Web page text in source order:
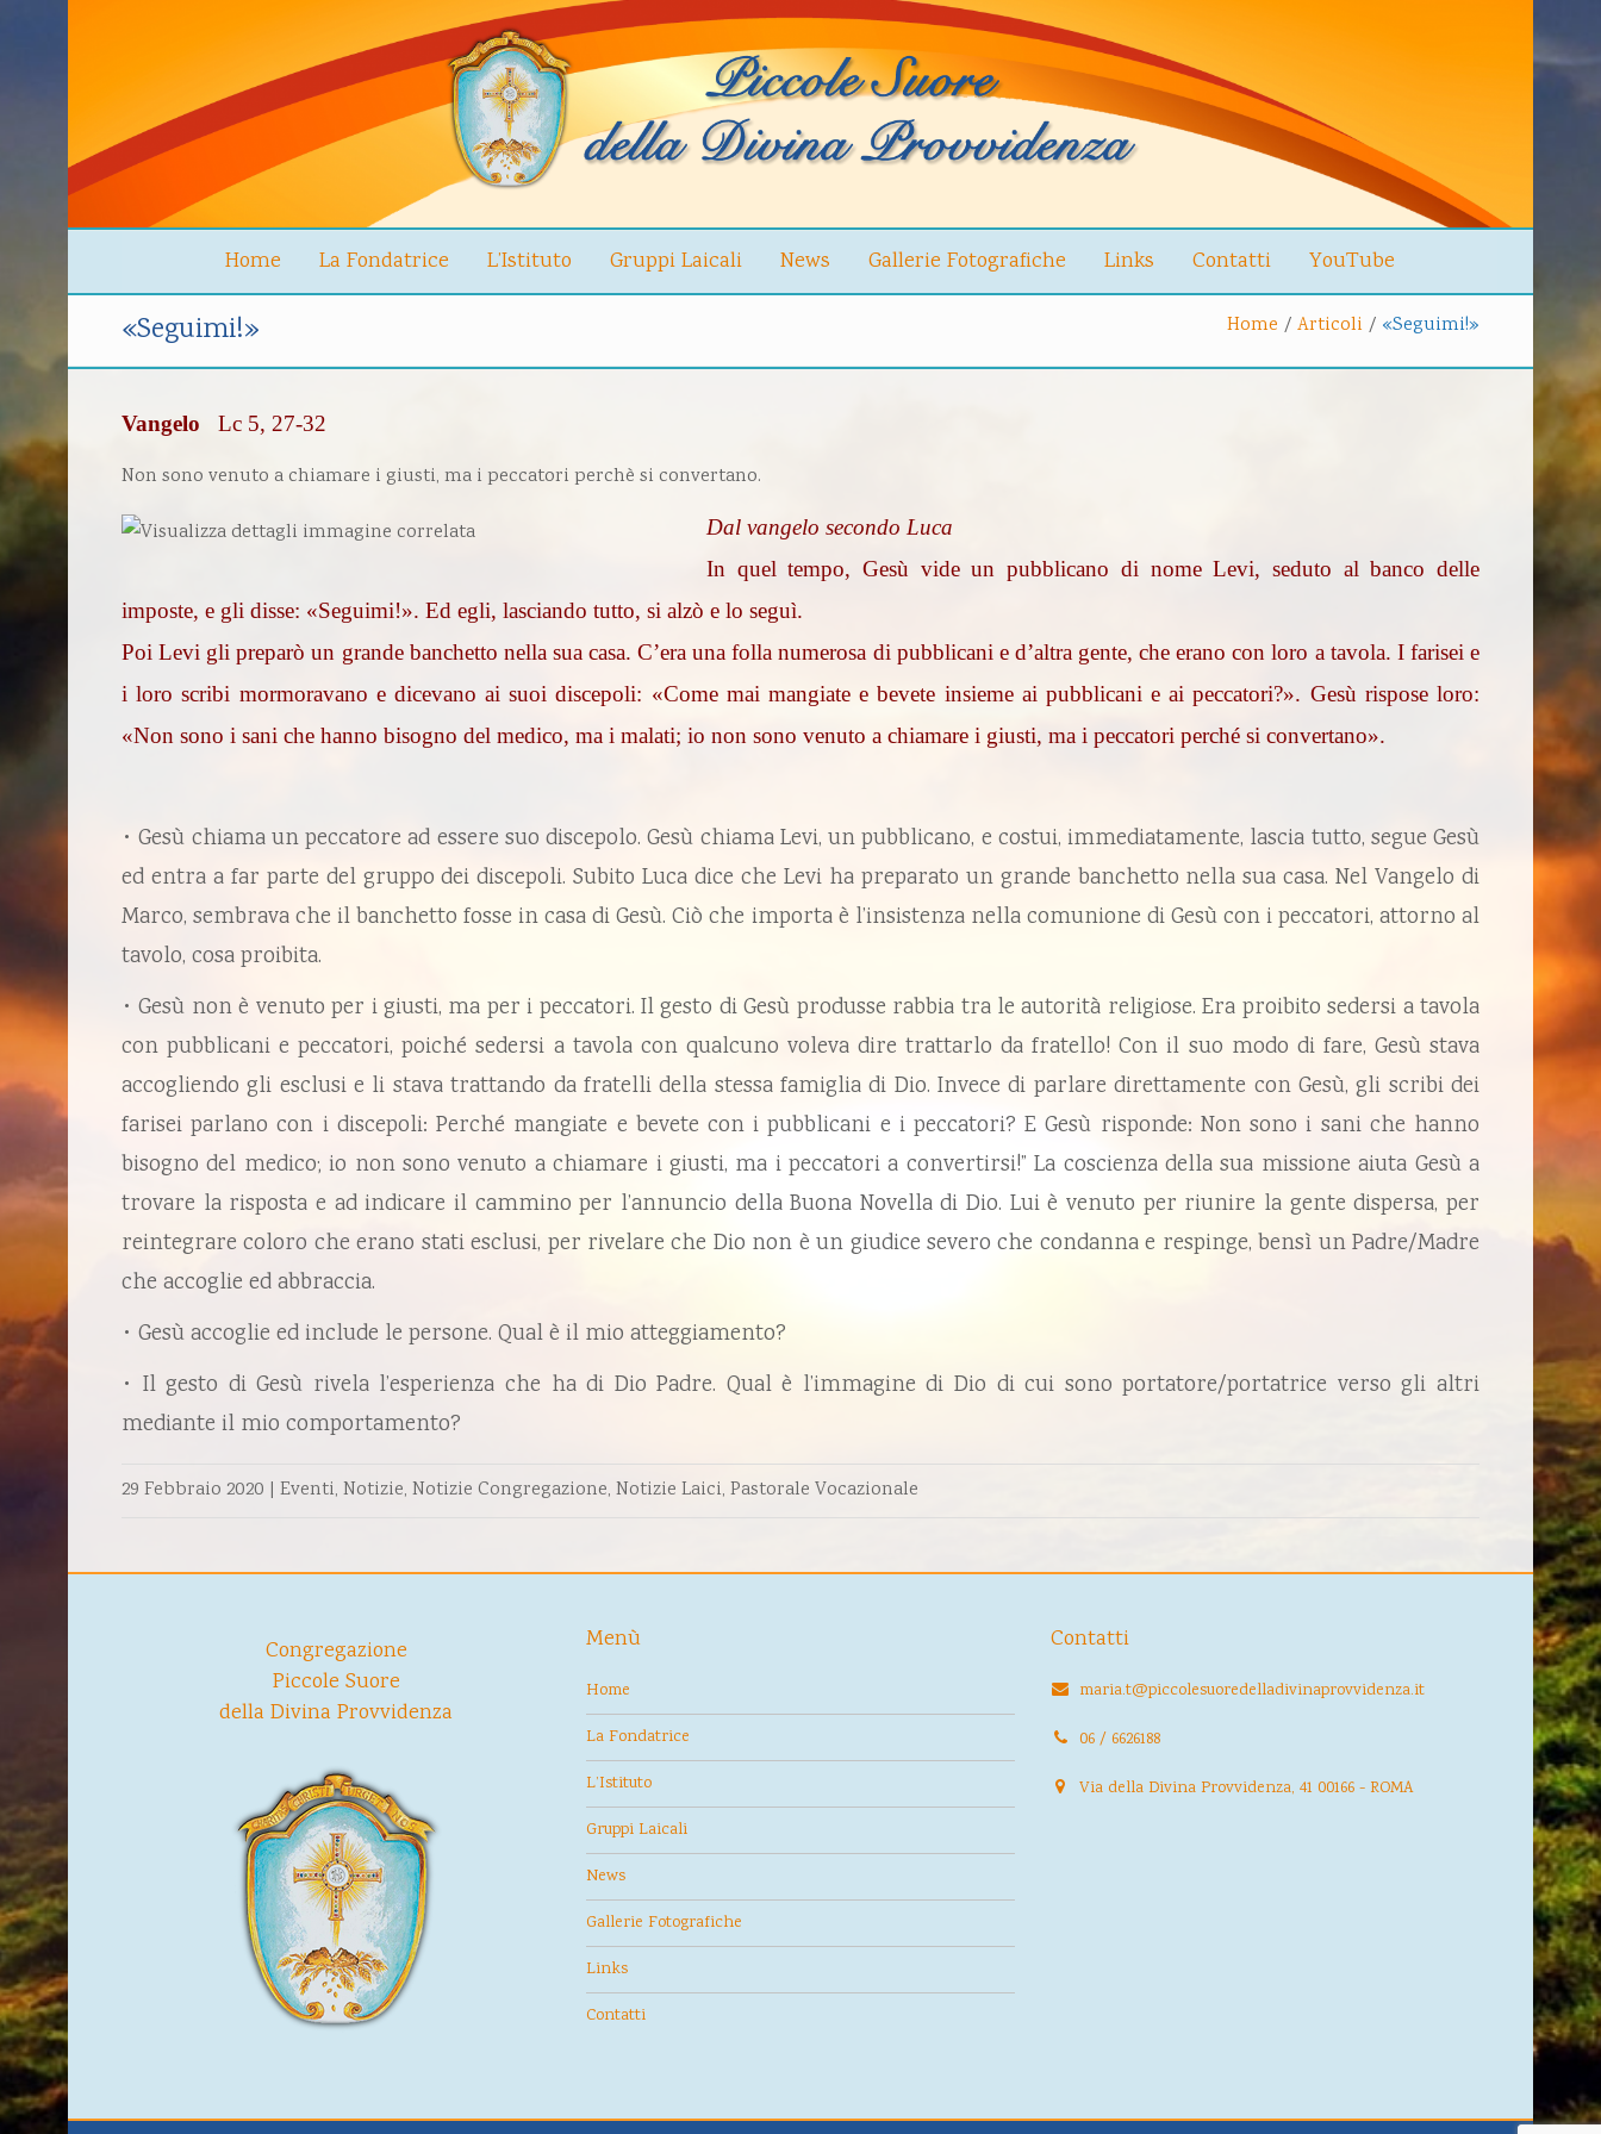
Home La Fondatrice L’Istituto Gruppi Laicali News Gallerie Fotografiche Links Contatti YouTube
«Seguimi!» Home / Articoli / «Seguimi!»
Vangelo Lc 5, 27-32
Non sono venuto a chiamare i giusti, ma i peccatori perchè si convertano.
Dal vangelo secondo Luca
In quel tempo, Gesù vide un pubblicano di nome Levi, seduto al banco delle
imposte, e gli disse: «Seguimi!». Ed egli, lasciando tutto, si alzò e lo seguì.
Poi Levi gli preparò un grande banchetto nella sua casa. C’era una folla numerosa di pubblicani e d’altra gente, che erano con loro a tavola. I farisei e
i loro scribi mormoravano e dicevano ai suoi discepoli: «Come mai mangiate e bevete insieme ai pubblicani e ai peccatori?». Gesù rispose loro:
«Non sono i sani che hanno bisogno del medico, ma i malati; io non sono venuto a chiamare i giusti, ma i peccatori perché si convertano».
• Gesù chiama un peccatore ad essere suo discepolo. Gesù chiama Levi, un pubblicano, e costui, immediatamente, lascia tutto, segue Gesù
ed entra a far parte del gruppo dei discepoli. Subito Luca dice che Levi ha preparato un grande banchetto nella sua casa. Nel Vangelo di
Marco, sembrava che il banchetto fosse in casa di Gesù. Ciò che importa è l’insistenza nella comunione di Gesù con i peccatori, attorno al
tavolo, cosa proibita.
• Gesù non è venuto per i giusti, ma per i peccatori. Il gesto di Gesù produsse rabbia tra le autorità religiose. Era proibito sedersi a tavola
con pubblicani e peccatori, poiché sedersi a tavola con qualcuno voleva dire trattarlo da fratello! Con il suo modo di fare, Gesù stava
accogliendo gli esclusi e li stava trattando da fratelli della stessa famiglia di Dio. Invece di parlare direttamente con Gesù, gli scribi dei
farisei parlano con i discepoli: Perché mangiate e bevete con i pubblicani e i peccatori? E Gesù risponde: Non sono i sani che hanno
bisogno del medico; io non sono venuto a chiamare i giusti, ma i peccatori a convertirsi!” La coscienza della sua missione aiuta Gesù a
trovare la risposta e ad indicare il cammino per l’annuncio della Buona Novella di Dio. Lui è venuto per riunire la gente dispersa, per
reintegrare coloro che erano stati esclusi, per rivelare che Dio non è un giudice severo che condanna e respinge, bensì un Padre/Madre
che accoglie ed abbraccia.
• Gesù accoglie ed include le persone. Qual è il mio atteggiamento?
• Il gesto di Gesù rivela l’esperienza che ha di Dio Padre. Qual è l’immagine di Dio di cui sono portatore/portatrice verso gli altri
mediante il mio comportamento?
29 Febbraio 2020 | Eventi, Notizie, Notizie Congregazione, Notizie Laici, Pastorale Vocazionale
Congregazione
Piccole Suore
della Divina Provvidenza
Menù
Home
La Fondatrice
L’Istituto
Gruppi Laicali
News
Gallerie Fotografiche
Links
Contatti
Contatti
maria.t@piccolesuoredelladivinaprovvidenza.it
06 / 6626188
Via della Divina Provvidenza, 41 00166 - ROMA